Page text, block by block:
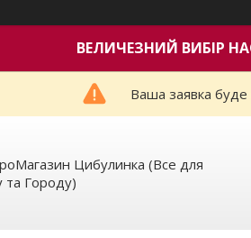
ВЕЛИЧЕЗНИЙ ВИБІР
Ваша заявка
Цибулинка (Все для
та Городу)